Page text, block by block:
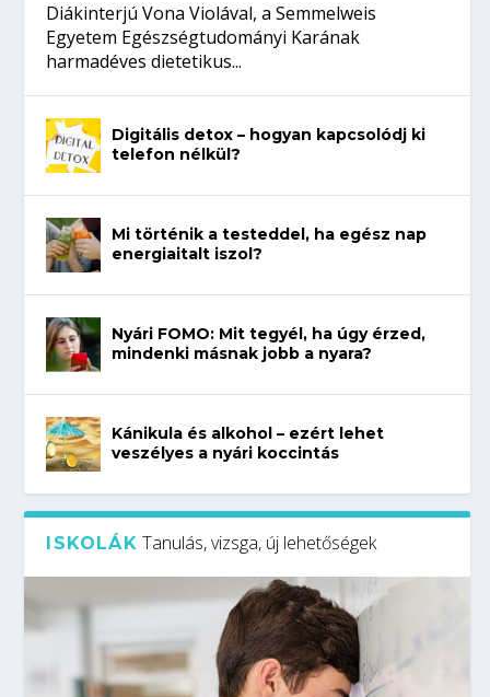
Diákinterjú Vona Violával, a Semmelweis
Egyetem Egészségtudományi Karának
harmadéves dietetikus...
Digitális detox – hogyan kapcsolódj ki
telefon nélkül?
Mi történik a testeddel, ha egész nap
energiaitalt iszol?
Nyári FOMO: Mit tegyél, ha úgy érzed,
mindenki másnak jobb a nyara?
Kánikula és alkohol – ezért lehet
veszélyes a nyári koccintás
ISKOLÁK Tanulás, vizsga, új lehetőségek